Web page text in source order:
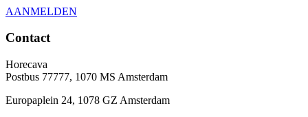
AANMELDEN
Contact
Horecava
Postbus 77777, 1070 MS Amsterdam
Europaplein 24, 1078 GZ Amsterdam